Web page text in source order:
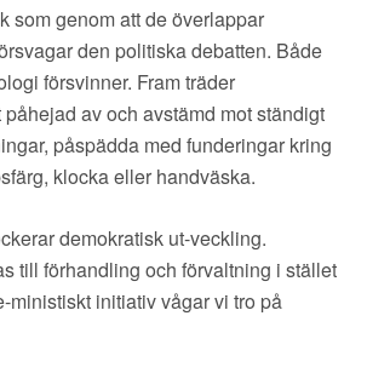
som genom att de överlappar
den politiska debatten. Både
försvinner. Fram träder
av och avstämd mot ständigt
påspädda med funderingar kring
klocka eller handväska.
demokratisk ut-veckling.
till förhandling och förvaltning i stället
ministiskt initiativ vågar vi tro på